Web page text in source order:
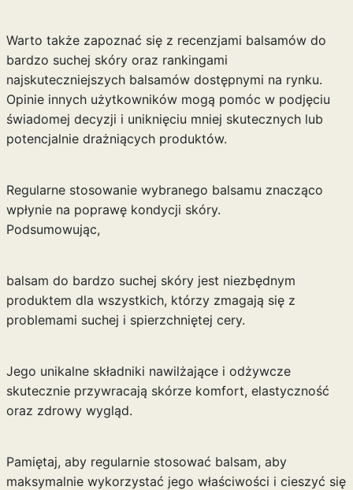
Warto także zapoznać się z recenzjami balsamów do
bardzo suchej skóry oraz rankingami
najskuteczniejszych balsamów dostępnymi na rynku.
Opinie innych użytkowników mogą pomóc w podjęciu
świadomej decyzji i uniknięciu mniej skutecznych lub
potencjalnie drażniących produktów.
Regularne stosowanie wybranego balsamu znacząco
wpłynie na poprawę kondycji skóry.
Podsumowując,
balsam do bardzo suchej skóry jest niezbędnym
produktem dla wszystkich, którzy zmagają się z
problemami suchej i spierzchniętej cery.
Jego unikalne składniki nawilżające i odżywcze
skutecznie przywracają skórze komfort, elastyczność
oraz zdrowy wygląd.
Pamiętaj, aby regularnie stosować balsam, aby
maksymalnie wykorzystać jego właściwości i cieszyć się